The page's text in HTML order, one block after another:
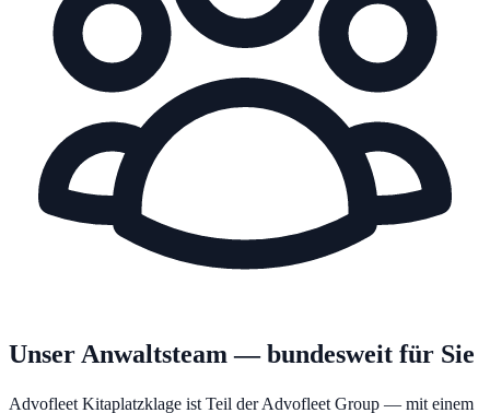
Unser Anwaltsteam — bundesweit für Sie
Advofleet Kitaplatzklage ist Teil der Advofleet Group — mit einem